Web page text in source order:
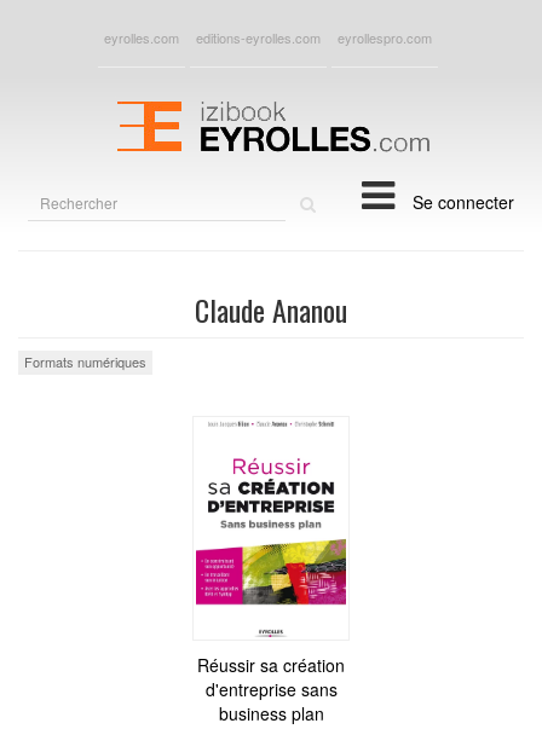
eyrolles.com editions-eyrolles.com eyrollespro.com
Se connecter
Claude Ananou
Formats numériques
Réussir sa création
d'entreprise sans
business plan